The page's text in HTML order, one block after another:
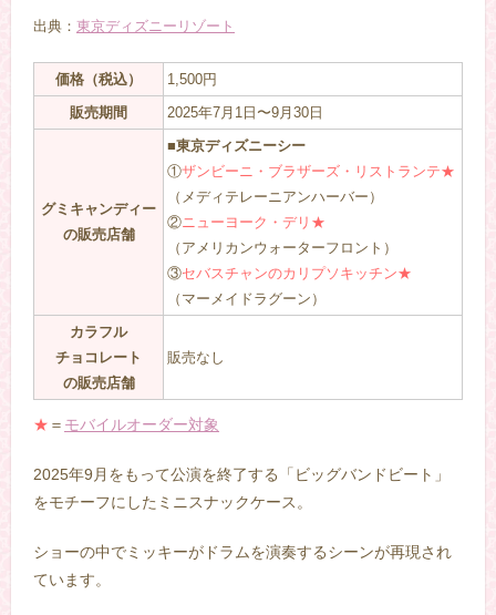
出典： 東京ディズニーリゾート
価格（税込）
1,500円
販売期間
2025年7月1日〜9月30日
グミキャンディー
の販売店舗
■東京ディズニーシー
①ザンビーニ・ブラザーズ・リストランテ★
（メディテレーニアンハーバー）
②ニューヨーク・デリ★
（アメリカンウォーターフロント）
③セバスチャンのカリプソキッチン★
（マーメイドラグーン）
カラフル
チョコレート
の販売店舗
販売なし
★ ＝ モバイルオーダー対象
2025年9月をもって公演を終了する「ビッグバンドビート」
をモチーフにしたミニスナックケース。
ショーの中でミッキーがドラムを演奏するシーンが再現され
ています。